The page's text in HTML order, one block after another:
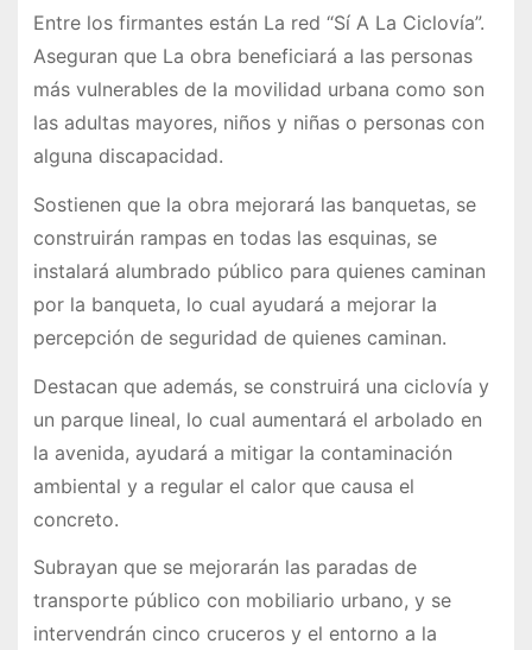
Entre los firmantes están La red “Sí A La Ciclovía”.
Aseguran que La obra beneficiará a las personas
más vulnerables de la movilidad urbana como son
las adultas mayores, niños y niñas o personas con
alguna discapacidad.
Sostienen que la obra mejorará las banquetas, se
construirán rampas en todas las esquinas, se
instalará alumbrado público para quienes caminan
por la banqueta, lo cual ayudará a mejorar la
percepción de seguridad de quienes caminan.
Destacan que además, se construirá una ciclovía y
un parque lineal, lo cual aumentará el arbolado en
la avenida, ayudará a mitigar la contaminación
ambiental y a regular el calor que causa el
concreto.
Subrayan que se mejorarán las paradas de
transporte público con mobiliario urbano, y se
intervendrán cinco cruceros y el entorno a la